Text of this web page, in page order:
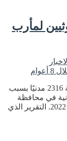
لمأرب
الاخبار
مأرب – متابعات وثق تقرير حقوقي مقتل وإصابة 2316 مدنيًا بسبب
في محافظة
مأرب خلال الفترة من أكتوبر 2014 وحتى فبراير 2022. التقرير الذي